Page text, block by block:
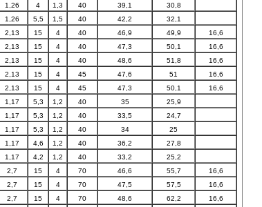
1,26 4 1,3 40 39,1
30,8
1,26 5,5 1,5 40 42,2
32,1
2,13 15 4 40 46,9 49,9
16,6
2,13 15 4 40 47,3 50,1
16,6
2,13 15 4 40 48,6 51,8
16,6
2,13 15 4 45 47,6 51
16,6
2,13 15 4 45 47,3 50,1
16,6
1,17 5,3 1,2 40 35
25,9
1,17 5,3 1,2 40 33,5
24,7
1,17 5,3 1,2 40 34
25
1,17 4,6 1,2 40 36,2
27,8
1,17 4,2 1,2 40 33,2
25,2
2,7 15 4 70 46,6 55,7
16,6
2,7 15 4 70 47,5 57,5
16,6
2,7 15 4 70 48,6 62,2
16,6